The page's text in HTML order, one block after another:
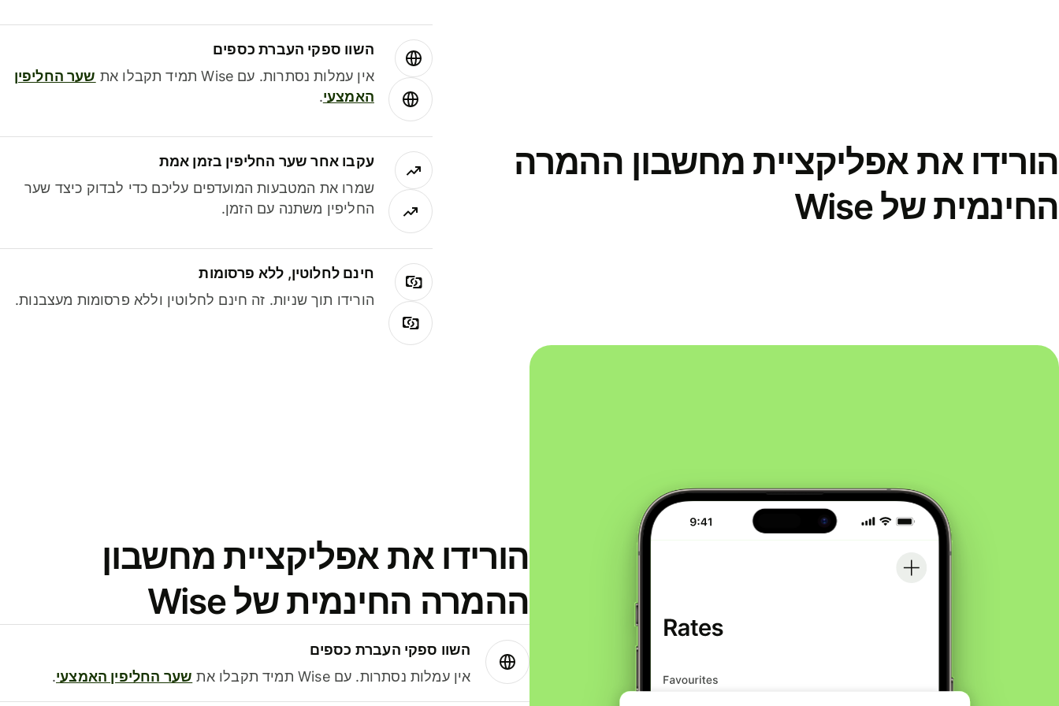
הורידו את אפליקציית מחשבון ההמרה
החינמית של Wise
השוו ספקי העברת כספים
אין עמלות נסתרות. עם Wise תמיד תקבלו את
שער החליפין
האמצעי.
עקבו אחר שער החליפין בזמן אמת
שמרו את המטבעות המועדפים עליכם כדי לבדוק כיצד שער
החליפין משתנה עם הזמן.
חינם לחלוטין, ללא פרסומות
הורידו תוך שניות. זה חינם לחלוטין וללא פרסומות מעצבנות.
הורידו את אפליקציית מחשבון
ההמרה החינמית של Wise
השוו ספקי העברת כספים
אין עמלות נסתרות. עם Wise תמיד תקבלו את
שער החליפין האמצעי.